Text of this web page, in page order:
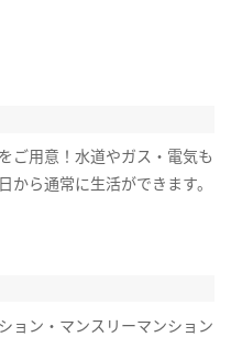
ご用意！水道やガス・電気も
から通常に生活ができます。
ョン・マンスリーマンション